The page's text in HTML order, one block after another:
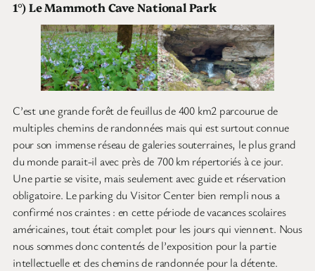
1°) Le Mammoth Cave National Park
C’est une grande forêt de feuillus de 400 km2 parcourue de
multiples chemins de randonnées mais qui est surtout connue
pour son immense réseau de galeries souterraines, le plus grand
du monde parait-il avec près de 700 km répertoriés à ce jour.
Une partie se visite, mais seulement avec guide et réservation
obligatoire. Le parking du Visitor Center bien rempli nous a
confirmé nos craintes : en cette période de vacances scolaires
américaines, tout était complet pour les jours qui viennent. Nous
nous sommes donc contentés de l’exposition pour la partie
intellectuelle et des chemins de randonnée pour la détente.